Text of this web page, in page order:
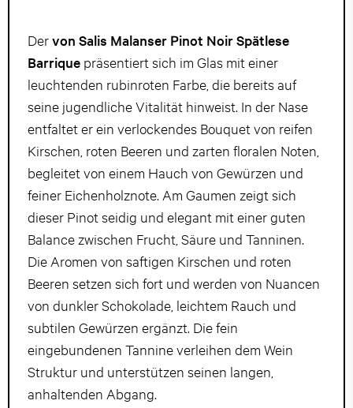
Dervon Salis Malanser Pinot Noir Spätlese
Barrique präsentiert sich im Glas mit einer
leuchtenden rubinroten Farbe, die bereits auf
seine jugendliche Vitalität hinweist. In der Nase
entfaltet er ein verlockendes Bouquet von reifen
Kirschen, roten Beeren und zarten floralen Noten,
begleitet von einem Hauch von Gewürzen und
feiner Eichenholznote. Am Gaumen zeigt sich
dieser Pinot seidig und elegant mit einer guten
Balance zwischen Frucht, Säure und Tanninen.
Die Aromen von saftigen Kirschen und roten
Beeren setzen sich fort und werden von Nuancen
von dunkler Schokolade, leichtem Rauch und
subtilen Gewürzen ergänzt. Die fein
eingebundenen Tannine verleihen dem Wein
Struktur und unterstützen seinen langen,
anhaltenden Abgang.